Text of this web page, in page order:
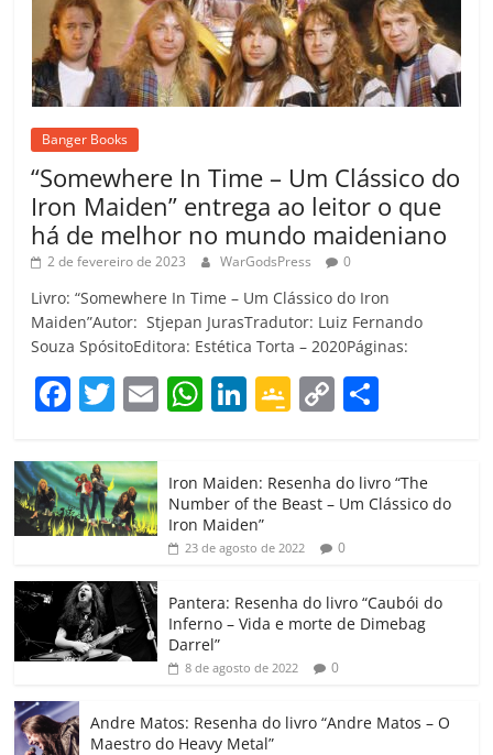
Banger Books
“Somewhere In Time – Um Clássico do
Iron Maiden” entrega ao leitor o que
há de melhor no mundo maideniano
2 de fevereiro de 2023 WarGodsPress 0
Livro: “Somewhere In Time – Um Clássico do Iron
Maiden”Autor: Stjepan JurasTradutor: Luiz Fernando
Souza SpósitoEditora: Estética Torta – 2020Páginas:
F
c
e
b
o
o
k
T
itt
er
E W
at
s
A
p
Li
e
dI
G
gl
e
Cl
a
ss
ro
o
C
p
y
Li
k
m
p
h
ar
Iron Maiden: Resenha do livro “The
Number of the Beast – Um Clássico do
Iron Maiden”
23 de agosto de 2022 0
Pantera: Resenha do livro “Caubói do
Inferno – Vida e morte de Dimebag
Darrel”
8 de agosto de 2022 0
Andre Matos: Resenha do livro “Andre Matos – O
Maestro do Heavy Metal”